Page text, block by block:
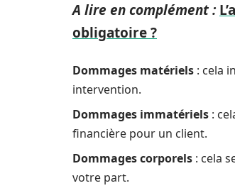
A lire en complément :
obligatoire ?
Dommages matériels : cela
intervention.
Dommages immatériels :
financière pour un client.
Dommages corporels : cela
votre part.